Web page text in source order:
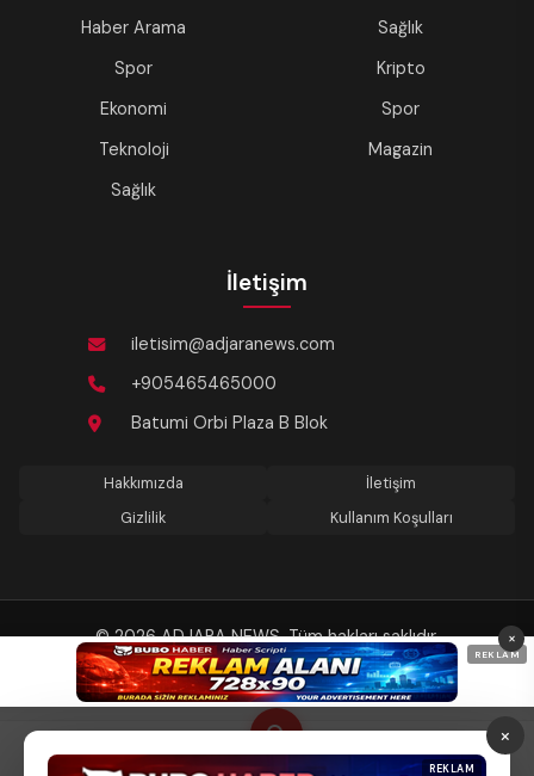
Haber Arama
Spor
Ekonomi
Teknoloji
Sağlık
Sağlık
Kripto
Spor
Magazin
İletişim
iletisim@adjaranews.com
+905465465000
Batumi Orbi Plaza B Blok
Hakkımızda
İletişim
Gizlilik
Kullanım Koşulları
© 2026 ADJARA NEWS. Tüm hakları saklıdır.
Son güncelleme: 07.08.2026 23:41
REKLAM
×
×
REKLAM
Anasayfa Keşfet Gündem Tema